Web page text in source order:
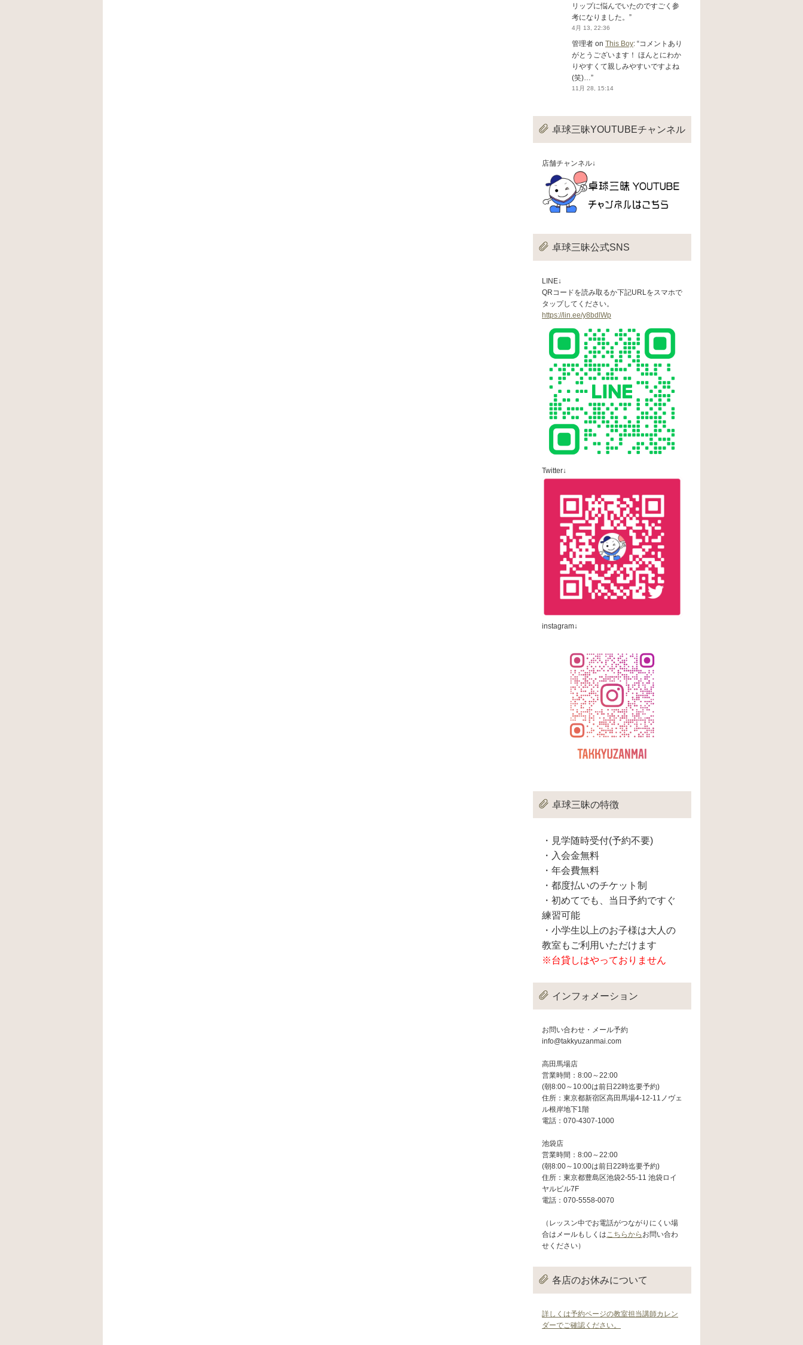
リップに悩んでいたのですごく参
考になりました。 ”
4月 13, 22:36
管理者 on This Boy: “コメントあり
がとうございます！ ほんとにわか
りやすくて親しみやすいですよね
(笑)…”
11月 28, 15:14
卓球三昧YOUTUBEチャンネル
店舗チャンネル↓
卓球三昧公式SNS
LINE↓
QRコードを読み取るか下記URLをスマホで
タップしてください。
https://lin.ee/y8bdlWp
Twitter↓
instagram↓
卓球三昧の特徴
・見学随時受付(予約不要)
・入会金無料
・年会費無料
・都度払いのチケット制
・初めてでも、当日予約ですぐ
練習可能
・小学生以上のお子様は大人の
教室もご利用いただけます
※台貸しはやっておりません
インフォメーション
お問い合わせ・メール予約
info@takkyuzanmai.com
高田馬場店
営業時間：8:00～22:00
(朝8:00～10:00は前日22時迄要予約)
住所：東京都新宿区高田馬場4-12-11ノヴェ
ル根岸地下1階
電話：070-4307-1000
池袋店
営業時間：8:00～22:00
(朝8:00～10:00は前日22時迄要予約)
住所：東京都豊島区池袋2-55-11 池袋ロイ
ヤルビル7F
電話：070-5558-0070
（レッスン中でお電話がつながりにくい場
合はメールもしくはこちらから お問い合わ
せください）
各店のお休みについて
詳しくは予約ページの教室担当講師カレン
ダーでご確認ください。